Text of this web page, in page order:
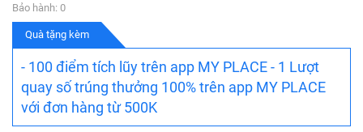
Bảo hành: 0
Quà tặng kèm
- 100 điểm tích lũy trên app MY PLACE - 1 Lượt
quay số trúng thưởng 100% trên app MY PLACE
với đơn hàng từ 500K